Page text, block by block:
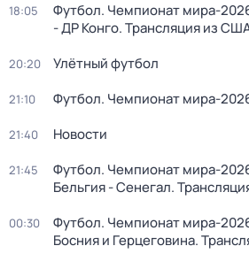
18:05
Футбол. Чемпионат мира-
- ДР Конго. Трансляция из
20:20 Улётный футбол
21:10 Футбол. Чемпионат мира-
21:40 Новости
21:45
Футбол. Чемпионат мира-
Бельгия - Сенегал.
00:30
Футбол. Чемпионат мира-
Босния и Герцеговина.